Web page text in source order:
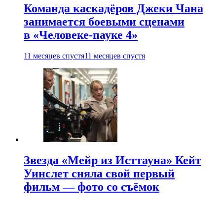
Команда каскадёров Джеки Чана
занимается боевыми сценами
в «Человеке-пауке 4»
11 месяцев спустя11 месяцев спустя
Звезда «Мейр из Исттауна» Кейт
Уинслет сняла свой первый
фильм — фото со съёмок